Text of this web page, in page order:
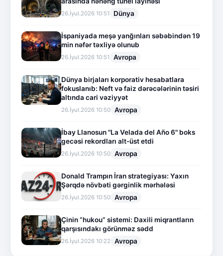
26.İyul.2026 10:51 Dünya
İspaniyada meşə yanğınları səbəbindən 19
min nəfər təxliyə olunub
26.İyul.2026 10:51 Avropa
Dünya birjaları korporativ hesabatlara
fokuslanıb: Neft və faiz dərəcələrinin təsiri
altında cari vəziyyət
26.İyul.2026 10:50 Avropa
İbay Llanosun "La Velada del Año 6" boks
gecəsi rekordları alt-üst etdi
26.İyul.2026 10:50 Avropa
Donald Trampın İran strategiyası: Yaxın
Şərqdə növbəti gərginlik mərhələsi
26.İyul.2026 10:50 Avropa
Çinin “hukou” sistemi: Daxili miqrantların
qarşısındakı görünməz sədd
26.İyul.2026 10:22 Avropa